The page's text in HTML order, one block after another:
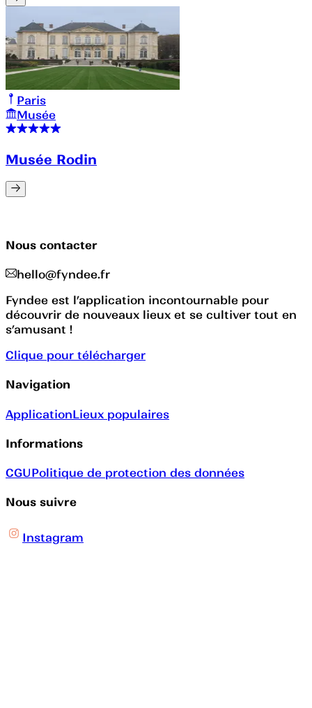
Paris
Musée
Musée Rodin
Nous contacter
hello@fyndee.fr
Fyndee est l’application incontournable pour
découvrir de nouveaux lieux et se cultiver tout en
s’amusant !
Clique pour télécharger
Navigation
ApplicationLieux populaires
Informations
CGUPolitique de protection des données
Nous suivre
Instagram